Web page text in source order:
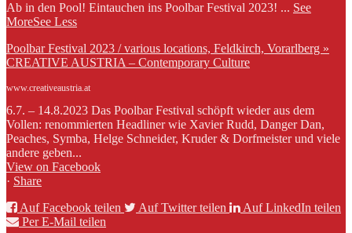
Ab in den Pool! Eintauchen ins Poolbar Festival 2023! ... See
MoreSee Less
Poolbar Festival 2023 / various locations, Feldkirch, Vorarlberg »
CREATIVE AUSTRIA – Contemporary Culture
www.creativeaustria.at
6.7. – 14.8.2023 Das Poolbar Festival schöpft wieder aus dem
Vollen: renommierten Headliner wie Xavier Rudd, Danger Dan,
Peaches, Symba, Helge Schneider, Kruder & Dorfmeister und viele
andere geben...
View on Facebook
· Share
Auf Facebook teilen
Auf Twitter teilen
Auf LinkedIn teilen
Per E-Mail teilen